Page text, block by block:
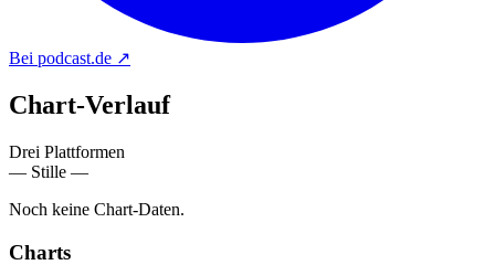
Bei podcast.de ↗
Chart-Verlauf
Drei Plattformen
— Stille —
Noch keine Chart-Daten.
Charts